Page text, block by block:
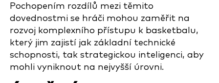
Pochopením rozdílů mezi těmito
dovednostmi se hráči mohou zaměřit na
rozvoj komplexního přístupu k basketbalu,
který jim zajistí jak základní technické
schopnosti, tak strategickou inteligenci, aby
mohli vyniknout na nejvyšší úrovni.